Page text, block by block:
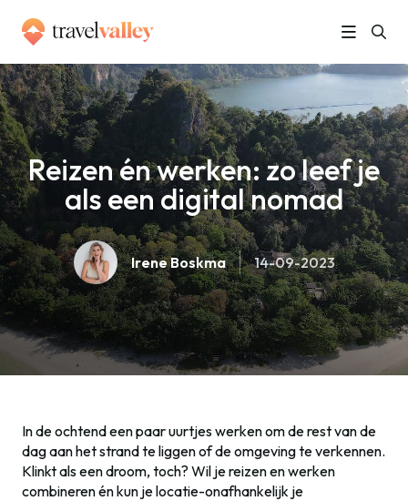
Home » Reizen én werken: zo leef je als een digital nomad
Reizen én werken: zo leef je
als een digital nomad
Irene Boskma 14-09-2023
In de ochtend een paar uurtjes werken om de rest van de
dag aan het strand te liggen of de omgeving te verkennen.
Klinkt als een droom, toch? Wil je reizen en werken
combineren én kun je locatie-onafhankelijk je